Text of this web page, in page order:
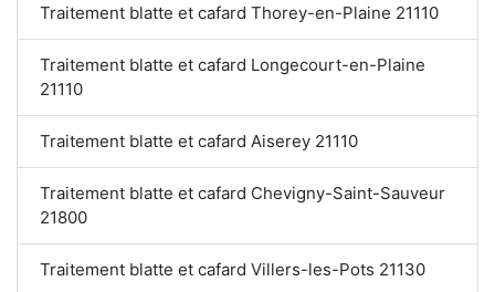
Traitement blatte et cafard Thorey-en-Plaine 21110
Traitement blatte et cafard Longecourt-en-Plaine
21110
Traitement blatte et cafard Aiserey 21110
Traitement blatte et cafard Chevigny-Saint-Sauveur
21800
Traitement blatte et cafard Villers-les-Pots 21130